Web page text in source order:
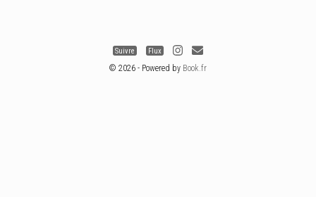
Suivre Flux
© 2026 - Powered by Book.fr